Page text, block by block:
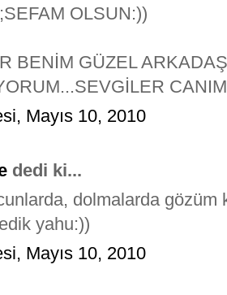
OLSUN:))
BENİM GÜZEL
CANIM
Mayıs 10, 2010
dedi ki...
dolmalarda gözüm
yahu:))
Mayıs 10, 2010